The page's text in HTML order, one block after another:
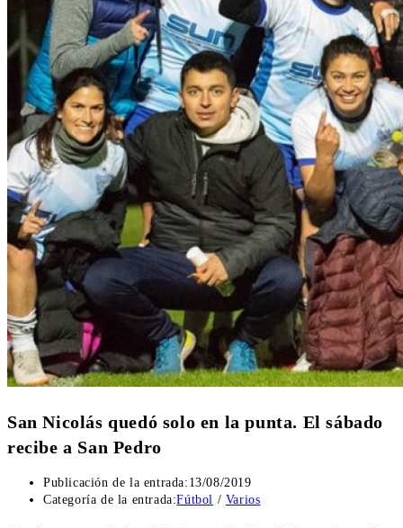
San Nicolás quedó solo en la punta. El sábado
recibe a San Pedro
Publicación de la entrada: 13/08/2019
Categoría de la entrada:Fútbol / Varios